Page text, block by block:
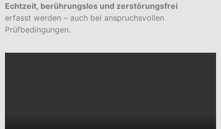
Echtzeit, berührungslos und zerstörungsfrei
erfasst werden – auch bei anspruchsvollen
Prüfbedingungen.